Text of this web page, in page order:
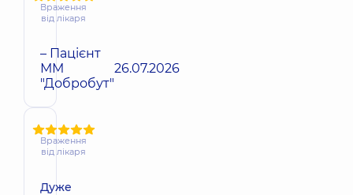
Враження
від лікаря
– Пацієнт
ММ
"Добробут"
26.07.2026
Враження
від лікаря
Дуже